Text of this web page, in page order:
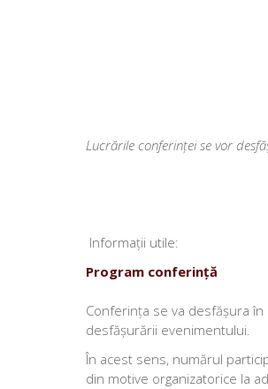
Lucrările conferinței se vor
Informații utile:
Program conferință
Conferința se va desfășura
desfășurării evenimentului.
În acest sens, numărul
din motive organizatorice la